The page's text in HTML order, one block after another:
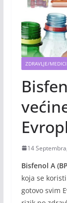
ZDRAVLJE/
14
Bisfenol A
koja se
gotovo svim